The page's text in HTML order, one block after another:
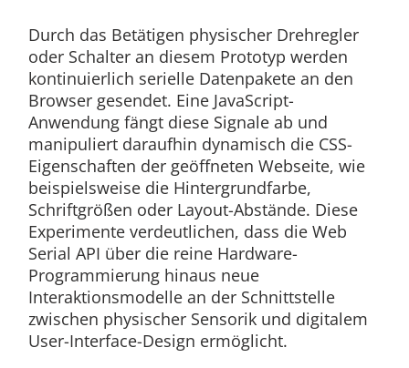
Durch das Betätigen physischer Drehregler
oder Schalter an diesem Prototyp werden
kontinuierlich serielle Datenpakete an den
Browser gesendet. Eine JavaScript-
Anwendung fängt diese Signale ab und
manipuliert daraufhin dynamisch die CSS-
Eigenschaften der geöffneten Webseite, wie
beispielsweise die Hintergrundfarbe,
Schriftgrößen oder Layout-Abstände. Diese
Experimente verdeutlichen, dass die Web
Serial API über die reine Hardware-
Programmierung hinaus neue
Interaktionsmodelle an der Schnittstelle
zwischen physischer Sensorik und digitalem
User-Interface-Design ermöglicht.